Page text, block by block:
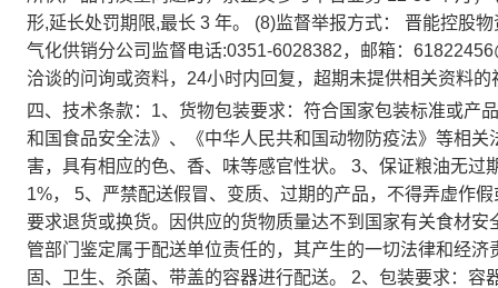
形,延长处罚期限,最长 3 年。 (8)监督举报方式： 晋能控股
气化供销分公司监督电话:0351-6028382，邮箱：
洽谈的问询或资料，24小时内回复，超期未提供相关资料
四、技术条款：1、货物包装要求：符合国家包装标准或产
和国食品安全法》、《中华人民共和国动物防疫法》等相
害，具有相应的色、香、味等感官性状。 3、保证粮油无
1%， 5、严禁配送假冒、变质、过期的产品，不得弄虚作
要求退货或换货。因供应的货物质量达不到国家有关食材
管部门鉴定属于配送单位责任的，其产生的一切法律和经
固、卫生、杀菌、带盖的容器进行配送。 2、包装要求：